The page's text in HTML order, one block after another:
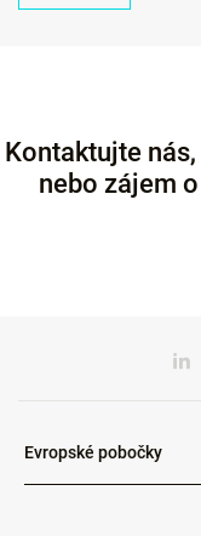
Kontaktujte
nebo zájem
Evropské pobočky